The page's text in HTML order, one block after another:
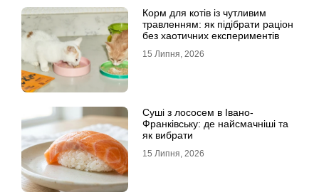
Корм для котів із чутливим
травленням: як підібрати раціон
без хаотичних експериментів
15 Липня, 2026
Суші з лососем в Івано-
Франківську: де найсмачніші та
як вибрати
15 Липня, 2026